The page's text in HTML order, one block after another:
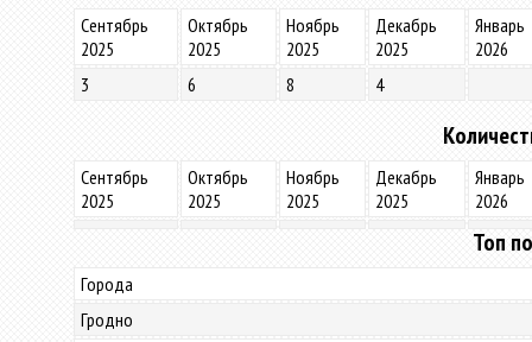
Сентябрь
2025
Октябрь
2025
Ноябрь
2025
Декабрь
2025
Январь
2026
3
6 8 4
Сентябрь
2025
Октябрь
2025
Ноябрь
2025
Декабрь
2025
Январь
2026
Топ
Города
Гродно